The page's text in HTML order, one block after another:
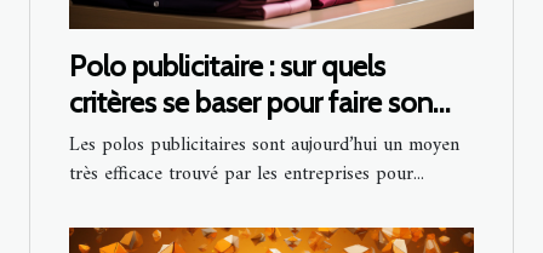
Polo publicitaire : sur quels
critères se baser pour faire son
choix ?
Les polos publicitaires sont aujourd’hui un moyen
très efficace trouvé par les entreprises pour...